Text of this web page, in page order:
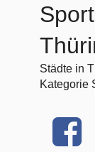
Städte in
Kategorie